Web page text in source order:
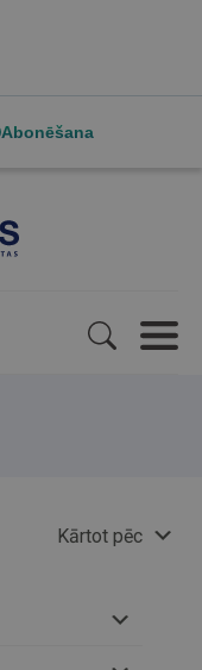
Abonēšana
Kārtot pēc